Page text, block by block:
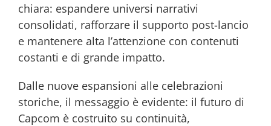
chiara: espandere universi narrativi
consolidati, rafforzare il supporto post-lancio
e mantenere alta l’attenzione con contenuti
costanti e di grande impatto.
Dalle nuove espansioni alle celebrazioni
storiche, il messaggio è evidente: il futuro di
Capcom è costruito su continuità,